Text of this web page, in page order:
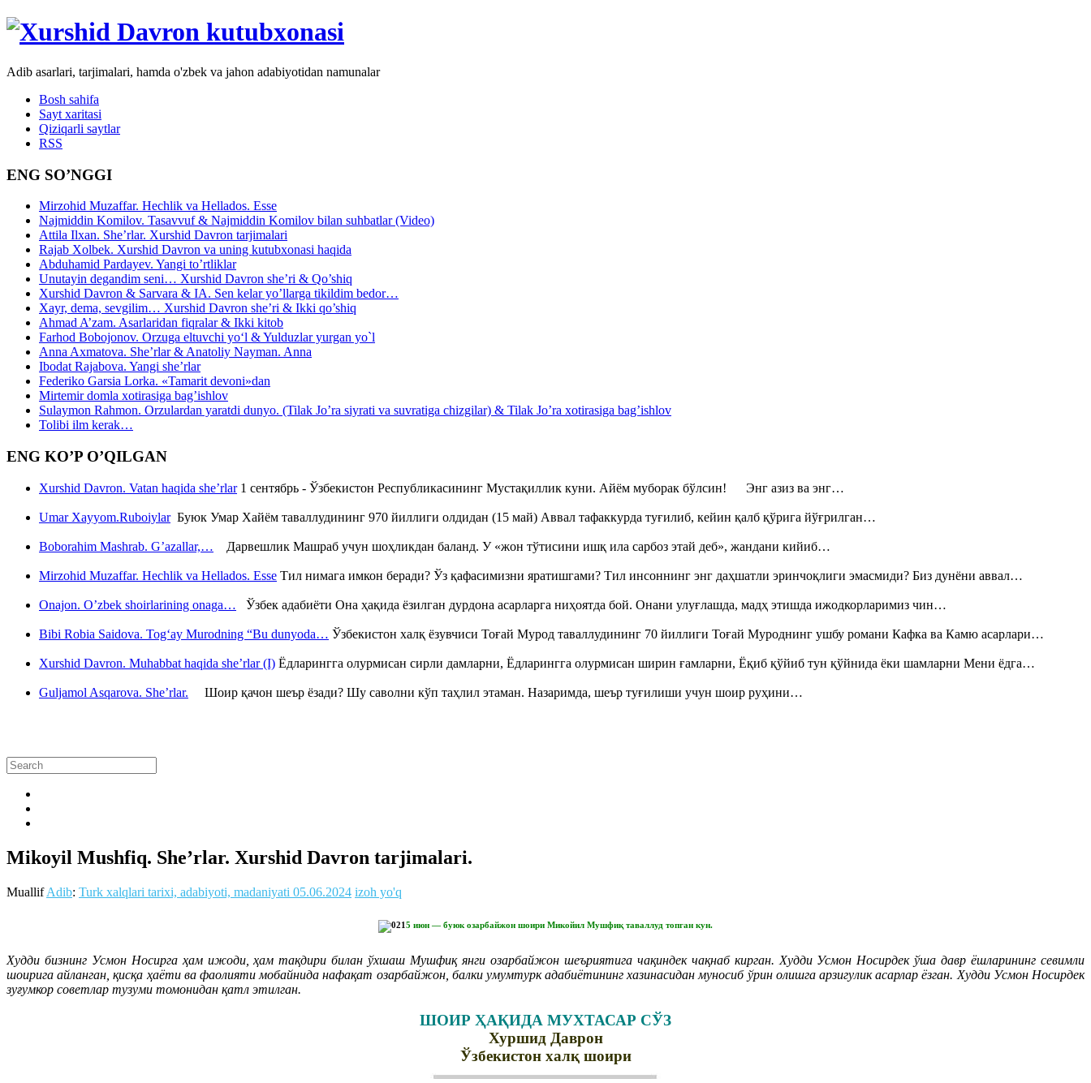
Adib asarlari, tarjimalari, hamda o'zbek va jahon adabiyotidan namunalar
Bosh sahifa
Sayt xaritasi
Qiziqarli saytlar
RSS
ENG SO’NGGI
Mirzohid Muzaffar. Hechlik va Hellados. Esse
Najmiddin Komilov. Tasavvuf & Najmiddin Komilov bilan suhbatlar (Video)
Attila Ilxan. She’rlar. Xurshid Davron tarjimalari
Rajab Xolbek. Xurshid Davron va uning kutubxonasi haqida
Abduhamid Pardayev. Yangi to’rtliklar
Unutayin degandim seni… Xurshid Davron she’ri & Qo’shiq
Xurshid Davron & Sarvara & IA. Sen kelar yo’llarga tikildim bedor…
Xayr, dema, sevgilim… Xurshid Davron she’ri & Ikki qo’shiq
Ahmad A’zam. Asarlaridan fiqralar & Ikki kitob
Farhod Bobojonov. Orzuga eltuvchi yo‘l & Yulduzlar yurgan yo`l
Anna Axmatova. She’rlar & Anatoliy Nayman. Anna
Ibodat Rajabova. Yangi she’rlar
Federiko Garsia Lorka. «Tamarit devoni»dan
Mirtemir domla xotirasiga bag’ishlov
Sulaymon Rahmon. Orzulardan yaratdi dunyo. (Tilak Jo’ra siyrati va suvratiga chizgilar) & Tilak Jo’ra xotirasiga bag’ishlov
Tolibi ilm kerak…
ENG KO’P O’QILGAN
Xurshid Davron. Vatan haqida she’rlar1 сентябрь - Ўзбекистон Республикасининг Мустақиллик куни. Айём муборак бўлсин! Энг азиз ва энг…
Umar Xayyom.RuboiylarБуюк Умар Хайём таваллудининг 970 йиллиги олдидан (15 май) Аввал тафаккурда туғилиб, кейин қалб қўрига йўғрилган…
Boborahim Mashrab. G’azallar,… Дарвешлик Машраб учун шоҳликдан баланд. У «жон тўтисини ишқ ила сарбоз этай деб», жандани кийиб…
Mirzohid Muzaffar. Hechlik va Hellados. Esse Тил нимага имкон беради? Ўз қафасимизни яратишгами? Тил инсоннинг энг даҳшатли эринчоқлиги эмасмиди? Биз дунёни аввал…
Onajon. O’zbek shoirlarining onaga… Ўзбек адабиёти Она ҳақида ёзилган дурдона асарларга ниҳоятда бой. Онани улуғлашда, мадҳ этишда ижодкорларимиз чин…
Bibi Robia Saidova. Tog‘ay Murodning “Bu dunyoda… Ўзбекистон халқ ёзувчиси Тоғай Мурод таваллудининг 70 йиллиги Тоғай Муроднинг ушбу романи Кафка ва Камю асарлари…
Xurshid Davron. Muhabbat haqida she’rlar (I) Ёдларингга олурмисан сирли дамларни, Ёдларингга олурмисан ширин ғамларни, Ёқиб қўйиб тун қўйнида ёки шамларни Мени ёдга…
Guljamol Asqarova. She’rlar. Шоир қачон шеър ёзади? Шу саволни кўп таҳлил этаман. Назаримда, шеър туғилиши учун шоир руҳини…
Mikoyil Mushfiq. She’rlar. Xurshid Davron tarjimalari.
MuallifAdib: Turk xalqlari tarixi, adabiyoti, madaniyati 05.06.2024 izoh yo'q
5 июн — буюк озарбайжон шоири Микойил Мушфиқ таваллуд топган кун.
Худди бизнинг Усмон Носирга ҳам ижоди, ҳам тақдири билан ўхшаш Мушфиқ янги озарбайжон шеъриятига чақиндек чақнаб кирган. Худди Усмон Носирдек ўша давр ёшларининг севимли
шоирига айланган, қисқа ҳаёти ва фаолияти мобайнида нафақат озарбайжон, балки умумтурк адабиётининг хазинасидан муносиб ўрин олишга арзигулик асарлар ёзган. Худди Усмон Носирдек
зуғумкор советлар тузуми томонидан қатл этилган.
ШОИР ҲАҚИДА МУХТАСАР СЎЗ
Хуршид Даврон
Ўзбекистон халқ шоири